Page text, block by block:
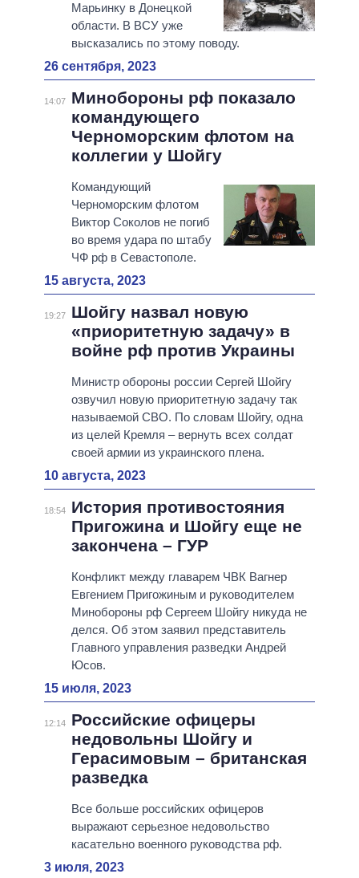
Марьинку в Донецкой
области. В ВСУ уже
высказались по этому поводу.
26 сентября, 2023
14:07
Минобороны рф показало
командующего
Черноморским флотом на
коллегии у Шойгу
Командующий
Черноморским флотом
Виктор Соколов не погиб
во время удара по штабу
ЧФ рф в Севастополе.
15 августа, 2023
19:27
Шойгу назвал новую
«приоритетную задачу» в
войне рф против Украины
Министр обороны россии Сергей Шойгу
озвучил новую приоритетную задачу так
называемой СВО. По словам Шойгу, одна
из целей Кремля – вернуть всех солдат
своей армии из украинского плена.
10 августа, 2023
18:54
История противостояния
Пригожина и Шойгу еще не
закончена – ГУР
Конфликт между главарем ЧВК Вагнер
Евгением Пригожиным и руководителем
Минобороны рф Сергеем Шойгу никуда не
делся. Об этом заявил представитель
Главного управления разведки Андрей
Юсов.
15 июля, 2023
12:14
Российские офицеры
недовольны Шойгу и
Герасимовым – британская
разведка
Все больше российских офицеров
выражают серьезное недовольство
касательно военного руководства рф.
3 июля, 2023